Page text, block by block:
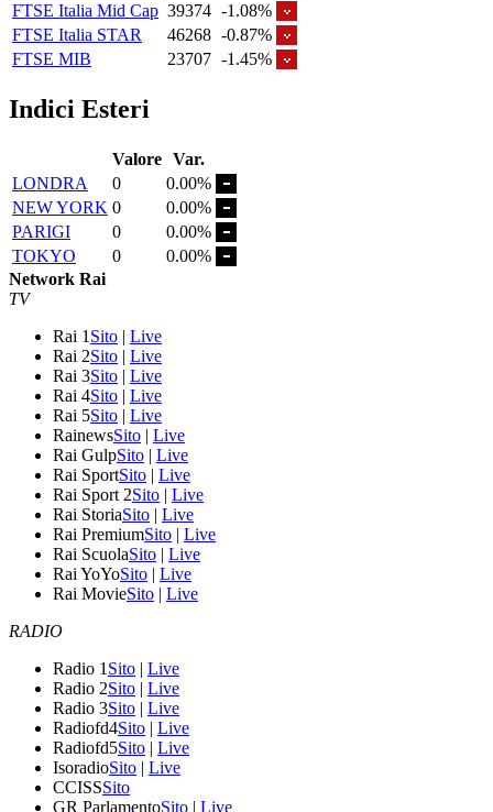
FTSE Italia Mid Cap 39374 -1.08%
FTSE Italia STAR
46268 -0.87%
FTSE MIB
23707 -1.45%
Indici Esteri
Valore Var.
LONDRA
0
0.00%
NEW YORK 0
0.00%
PARIGI
0
0.00%
TOKYO
0
0.00%
Network Rai
TV
Rai 1 Sito | Live
Rai 2Sito | Live
Rai 3Sito | Live
Rai 4Sito | Live
Rai 5Sito | Live
RainewsSito | Live
Rai GulpSito | Live
Rai SportSito | Live
Rai Sport 2Sito | Live
Rai StoriaSito | Live
Rai PremiumSito | Live
Rai ScuolaSito | Live
Rai YoYoSito | Live
Rai MovieSito | Live
RADIO
Radio 1 Sito | Live
Radio 2Sito | Live
Radio 3Sito | Live
Radiofd4Sito | Live
Radiofd5Sito | Live
IsoradioSito | Live
CCISSSito
GR ParlamentoSito | Live